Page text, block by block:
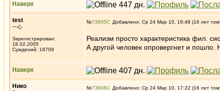
Наверх
test
一心
Зарегистрирован:
18.02.2005
Суждений: 18709
№73605 Добавлено: Ср 24 Мар 10, 16:48 (16 лет
Реализм просто характеристика фил.
А другой человек опровергнет и
Наверх
Нико №73606 Добавлено: Ср 24 Мар 10, 17:22 (16 лет